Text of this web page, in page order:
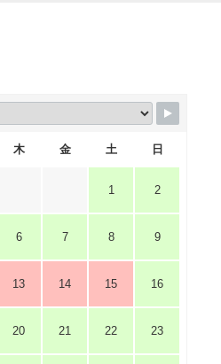
木 金 土 日
1 2
6 7 8 9
13 14 15 16
20 21 22 23